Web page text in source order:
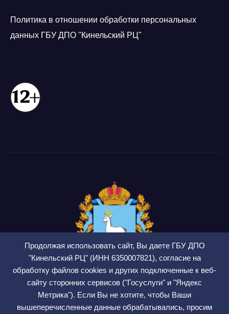
Продолжая использовать сайт, Вы даете ГБУ ДПО
"Кинельский РЦ" (ИНН 6350007821), согласие на
обработку файлов cookies и других подключенные к веб-
сайту сторонних сервисов ("Госуслуги" и "Яндекс
Метрика"). Если Вы не хотите, чтобы Ваши
вышеперечисленные данные обрабатывались, просим
Политика в отношении обработки персональных
данных ГБУ ДПО "Кинельский РЦ"
ГБУ ДПО Кинельский